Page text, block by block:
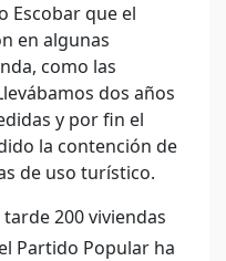
Escobar que el
en algunas
como las
dos años
y por fin el
la contención de
de uso turístico.
200 viviendas
Partido Popular ha